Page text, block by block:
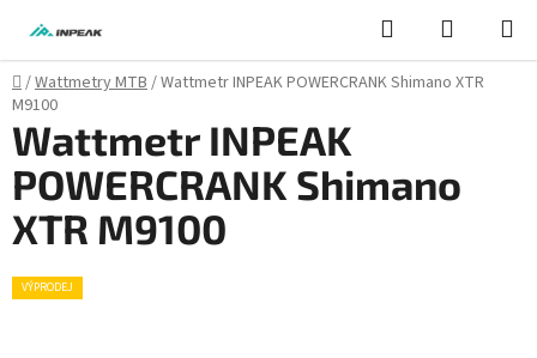
obsah
Hledat
KOŠÍK
Domů
/Wattmetry MTB/Wattmetr INPEAK POWERCRANK Shimano XTR
M9100
Wattmetr INPEAK
POWERCRANK Shimano
XTR M9100
VÝPRODEJ